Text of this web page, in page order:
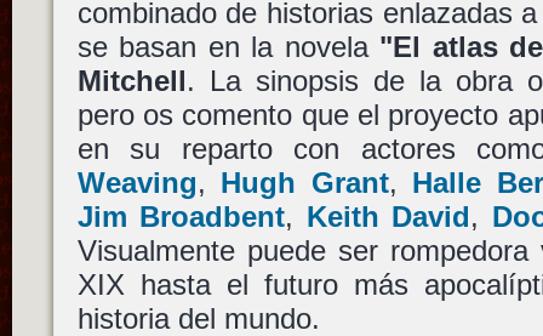
combinado de historias enlazadas
se basan en la novela "El atlas
Mitchell. La sinopsis de la obra
pero os comento que el proyecto
en su reparto con actores
Weaving, Hugh Grant, Halle
Jim Broadbent, Keith David,
Visualmente puede ser
XIX hasta el futuro más
historia del mundo.